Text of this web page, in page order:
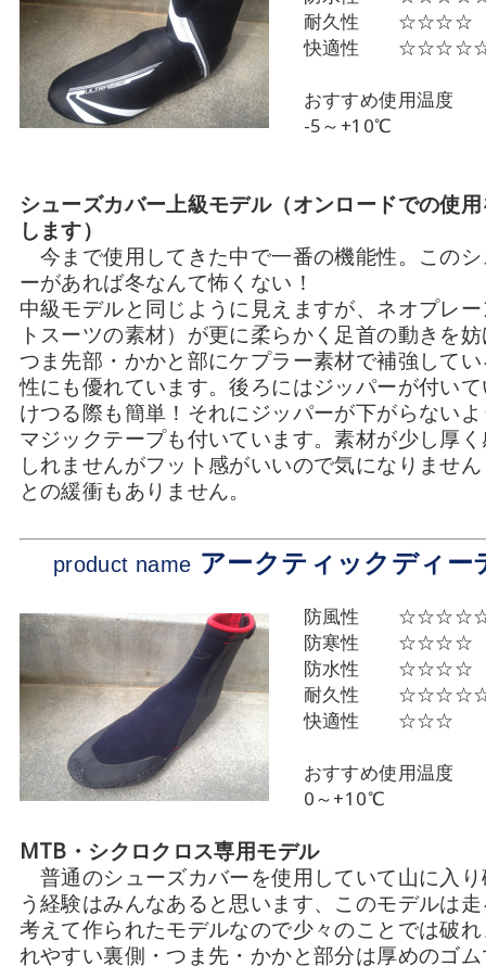
耐久性 ☆☆☆☆
快適性
おすすめ使用温度
-5～+10℃
シューズカバー上級モデル（オンロードでの使
します）
今まで使用してきた中で一番の機能性。この
ーがあれば冬なんて怖くない！
中級モデルと同じように見えますが、ネオプレ
トスーツの素材）が更に柔らかく足首の動きを
つま先部・かかと部にケプラー素材で補強して
性にも優れています。後ろにはジッパーが付い
けつる際も簡単！それにジッパーが下がらない
マジックテープも付いています。素材が少し厚
しれませんがフット感がいいので気になりませ
との緩衝もありません。
product name アークティックディー
防風性
防寒性 ☆☆☆☆
防水性 ☆☆☆☆
耐久性
快適性 ☆☆☆
おすすめ使用温度
0～+10℃
MTB・シクロクロス専用モデル
普通のシューズカバーを使用していて山に入
う経験はみんなあると思います、このモデルは
考えて作られたモデルなので少々のことでは破
れやすい裏側・つま先・かかと部分は厚めのゴ